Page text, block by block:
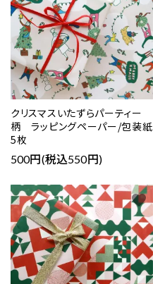
クリスマスいたずらパーティー
柄 ラッピングペーパー/包装紙
5枚
500円(税込550円)
favorite